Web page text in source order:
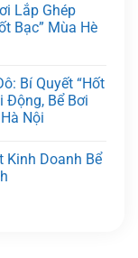
Lắp Ghép
Bạc” Mùa Hè
Bí Quyết “Hốt
Động, Bể Bơi
Nội
Kinh Doanh Bể